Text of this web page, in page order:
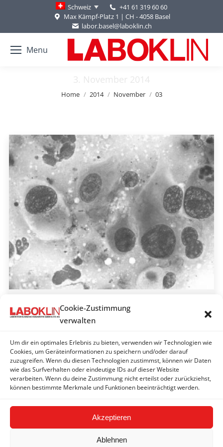
Cookie-Zustimmung
verwalten
Um dir ein optimales Erlebnis zu bieten, verwenden wir Technologien wie
Cookies, um Geräteinformationen zu speichern und/oder darauf
zuzugreifen. Wenn du diesen Technologien zustimmst, können wir Daten
wie das Surfverhalten oder eindeutige IDs auf dieser Website
verarbeiten. Wenn du deine Zustimmung nicht erteilst oder zurückziehst,
können bestimmte Merkmale und Funktionen beeinträchtigt werden.
Akzeptieren
Ablehnen
Schweiz
+41 61 319 60 60
Max Kämpf-Platz 1 | CH - 4058 Basel
labor.basel@laboklin.ch
Menu
3. November 2014
You are here:
Home 2014 November 03
Tumoren der Niere und Harnblase
bei Hund und Katze
By
LABOKLIN | Bad Kissingen 3. November 2014
Tumoren der Nieren sind bei Hund und Katze
seltener als Tumoren der Harnblase.